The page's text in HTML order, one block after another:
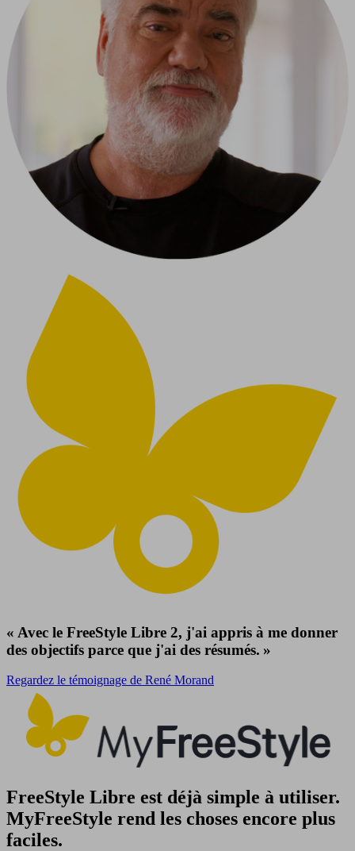
« Avec le FreeStyle Libre 2, j'ai appris à me donner
des objectifs parce que j'ai des résumés. »
Regardez le témoignage de René Morand
FreeStyle Libre est déjà simple à utiliser.
MyFreeStyle rend les choses encore plus
faciles.